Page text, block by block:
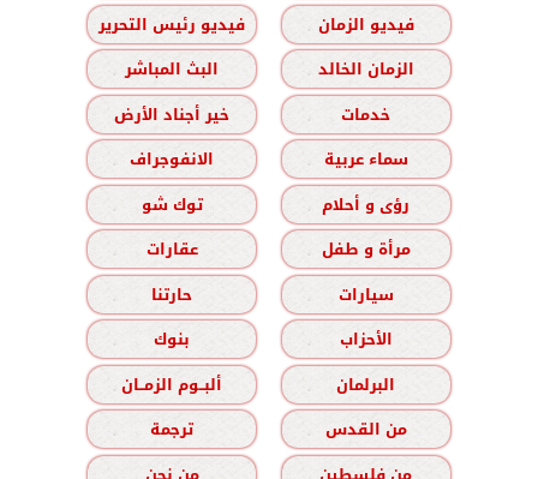
فيديو الزمان
فيديو رئيس التحرير
الزمان الخالد
البث المباشر
خدمات
خير أجناد الأرض
سماء عربية
الانفوجراف
رؤى و أحلام
توك شو
مرأة و طفل
عقارات
سيارات
حارتنا
الأحزاب
بنوك
البرلمان
ألبــوم الزمــان
من القدس
ترجمة